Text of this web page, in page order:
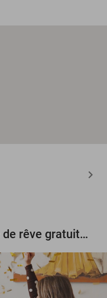
Tentez de gagner un voyage de rêve gratuit d'une valeur de 3.000 € !